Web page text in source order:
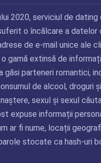
2020, serviciul de dating
o încălcare a datelor
de e-mail unice ale
gamă extinsă de
găsi parteneri romantici,
de alcool, droguri
sexul și sexul
expuse informații
ar fi nume, locații
stocate ca hash-uri